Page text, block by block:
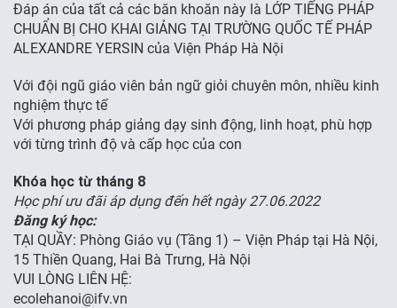
FR
Đáp án của tất cả các băn khoăn này là LỚP TIẾNG PHÁP
CHUẨN BỊ CHO KHAI GIẢNG TẠI TRƯỜNG QUỐC TẾ PHÁP
ALEXANDRE YERSIN của Viện Pháp Hà Nội
Với đội ngũ giáo viên bản ngữ giỏi chuyên môn, nhiều kinh
nghiệm thực tế
Với phương pháp giảng dạy sinh động, linh hoạt, phù hợp
với từng trình độ và cấp học của con
Khóa học từ tháng 8
Học phí ưu đãi áp dụng đến hết ngày 27.06.2022
Đăng ký học:
TẠI QUẦY: Phòng Giáo vụ (Tầng 1) – Viện Pháp tại Hà Nội,
15 Thiền Quang, Hai Bà Trưng, Hà Nội
VUI LÒNG LIÊN HỆ:
ecolehanoi@ifv.vn